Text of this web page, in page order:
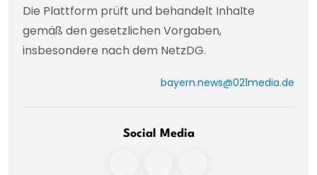
Die Plattform prüft und behandelt Inhalte
gemäß den gesetzlichen Vorgaben,
insbesondere nach dem NetzDG.
bayern.news@021media.de
Social Media